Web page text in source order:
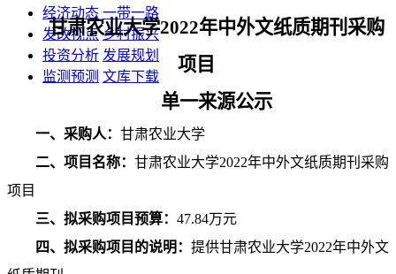
经济动态 一带一路
发改视点 乡村振兴
投资分析 发展规划
监测预测 文库下载
甘肃农业大学2022年中外文纸质期刊采购
项目
单一来源公示
一、采购人： 甘肃农业大学
二、项目名称： 甘肃农业大学2022年中外文纸质期刊采购
项目
三、拟采购项目预算： 47.84万元
四、拟采购项目的说明： 提供甘肃农业大学2022年中外文